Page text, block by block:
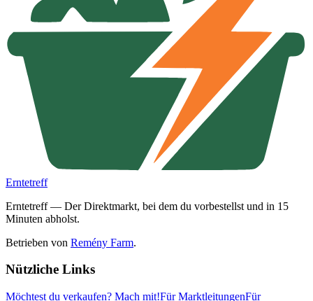
Erntetreff
Erntetreff — Der Direktmarkt, bei dem du vorbestellst und in 15
Minuten abholst.
Betrieben von Remény Farm.
Nützliche Links
Möchtest du verkaufen? Mach mit!Für MarktleitungenFür